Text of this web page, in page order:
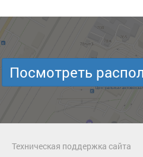
Посмотреть
Техническая поддержка сайта